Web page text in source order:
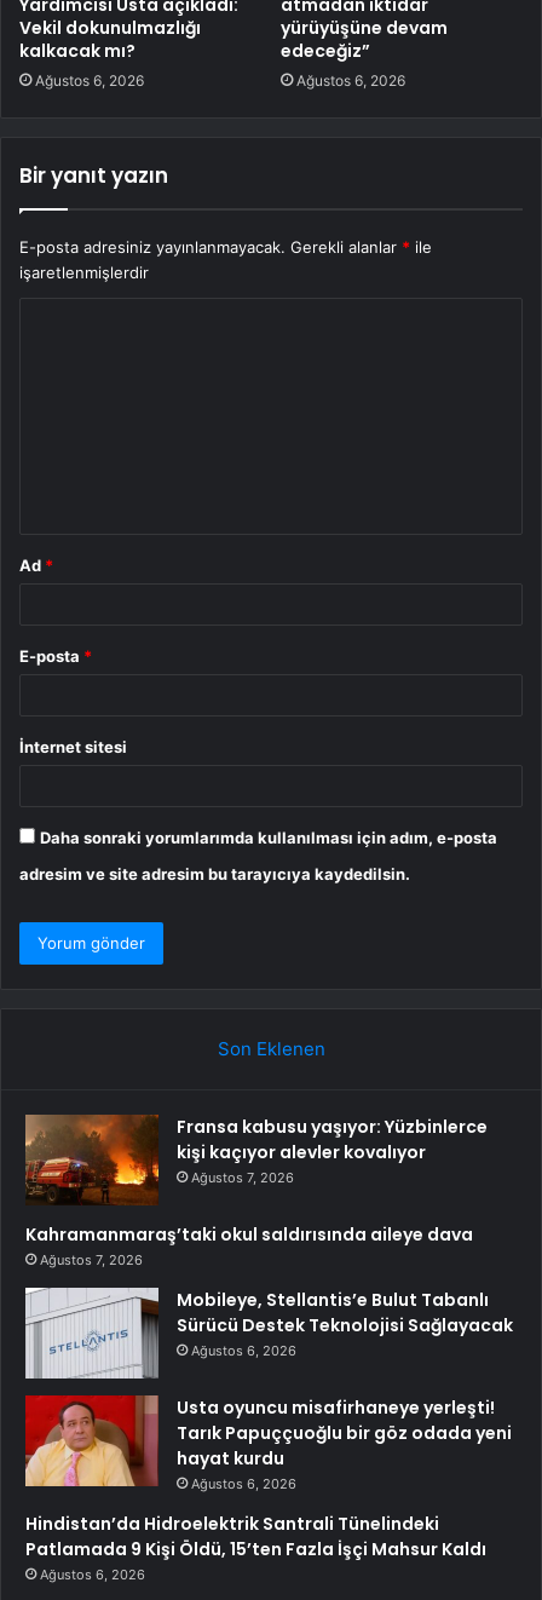
Vekil dokunulmazlığı
kalkacak mı?
Ağustos 6, 2026
yürüyüşüne devam
edeceğiz”
Ağustos 6, 2026
Bir yanıt yazın
E-posta adresiniz yayınlanmayacak. Gerekli alanlar * ile
işaretlenmişlerdir
Ad *
E-posta *
İnternet sitesi
Daha sonraki yorumlarımda kullanılması için adım, e-posta
adresim ve site adresim bu tarayıcıya kaydedilsin.
Son Eklenen
Fransa kabusu yaşıyor: Yüzbinlerce
kişi kaçıyor alevler kovalıyor
Ağustos 7, 2026
Kahramanmaraş’taki okul saldırısında aileye dava
Ağustos 7, 2026
Mobileye, Stellantis’e Bulut Tabanlı
Sürücü Destek Teknolojisi Sağlayacak
Ağustos 6, 2026
Usta oyuncu misafirhaneye yerleşti!
Tarık Papuççuoğlu bir göz odada yeni
hayat kurdu
Ağustos 6, 2026
Hindistan’da Hidroelektrik Santrali Tünelindeki
Patlamada 9 Kişi Öldü, 15’ten Fazla İşçi Mahsur Kaldı
Ağustos 6, 2026